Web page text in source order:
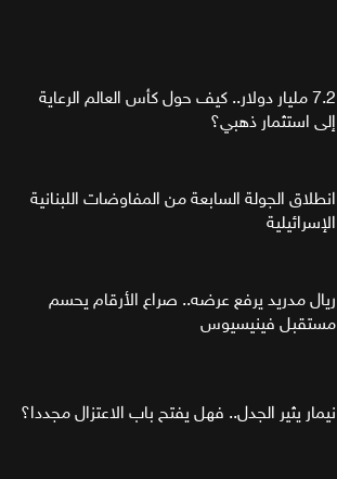
7.2 مليار دولار.. كيف حول كأس العالم الرعاية
إلى استثمار ذهبي؟
انطلاق الجولة السابعة من المفاوضات اللبنانية
الإسرائيلية
ريال مدريد يرفع عرضه.. صراع الأرقام يحسم
مستقبل فينيسيوس
نيمار يثير الجدل.. فهل يفتح باب الاعتزال مجددا؟